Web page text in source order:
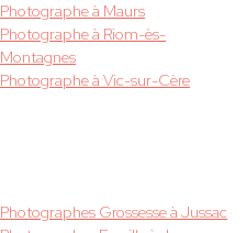
Photographe à Maurs
Photographe à Riom-ès-
Montagnes
Photographe à Vic-sur-Cère
Photographes Grossesse à Jussac